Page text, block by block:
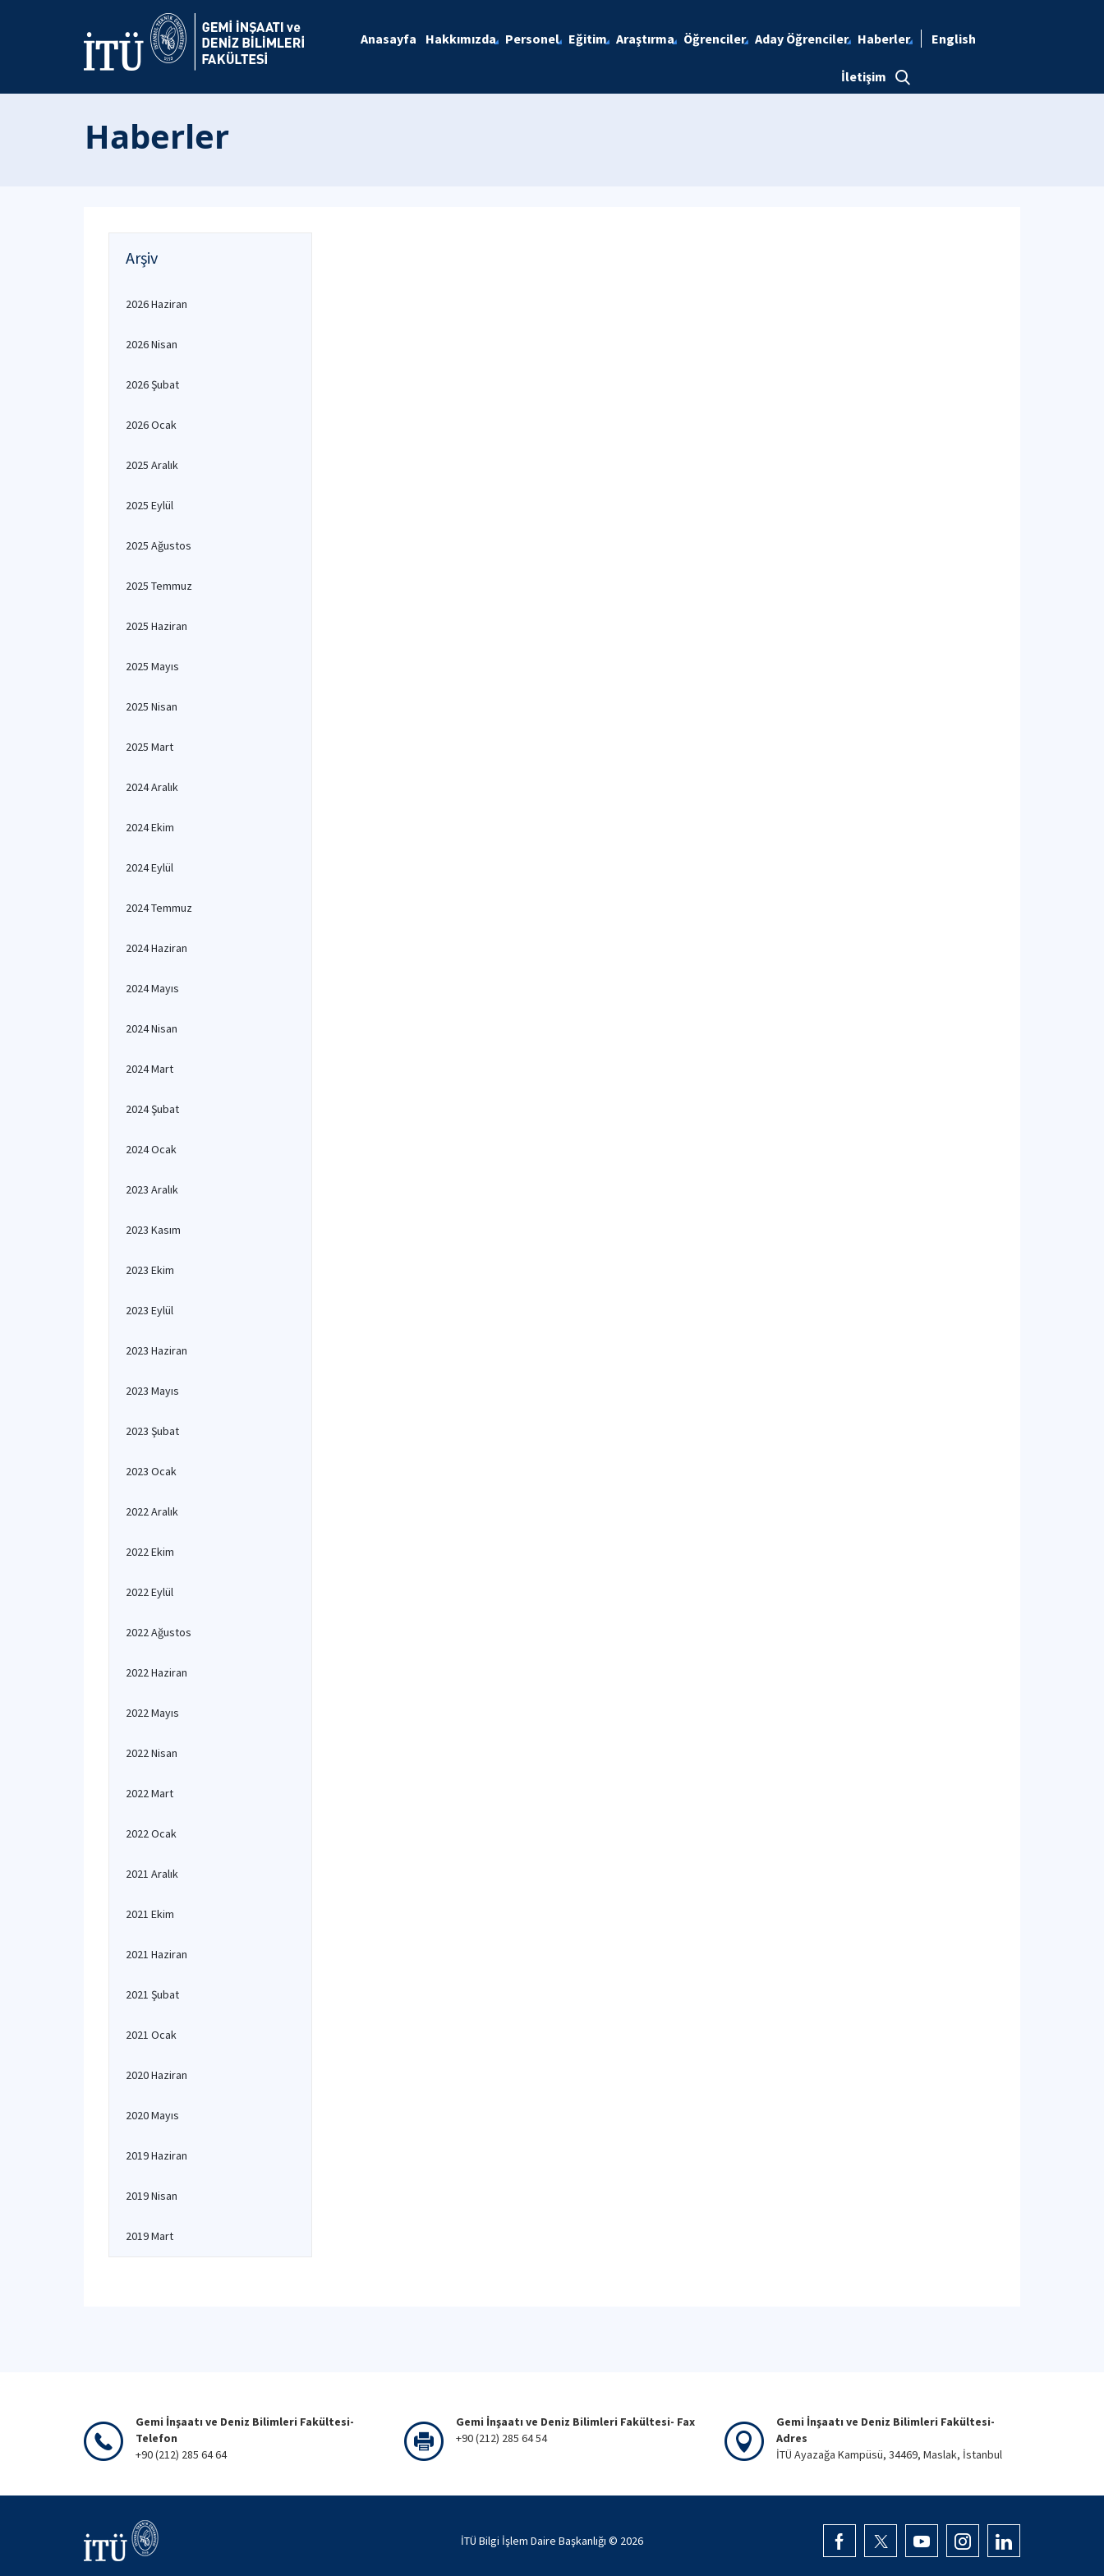
Anasayfa Hakkımızda Personel Eğitim Araştırma Öğrenciler Aday Öğrenciler Haberler
İletişim
English
Haberler
Arşiv
2026 Haziran
2026 Nisan
2026 Şubat
2026 Ocak
2025 Aralık
2025 Eylül
2025 Ağustos
2025 Temmuz
2025 Haziran
2025 Mayıs
2025 Nisan
2025 Mart
2024 Aralık
2024 Ekim
2024 Eylül
2024 Temmuz
2024 Haziran
2024 Mayıs
2024 Nisan
2024 Mart
2024 Şubat
2024 Ocak
2023 Aralık
2023 Kasım
2023 Ekim
2023 Eylül
2023 Haziran
2023 Mayıs
2023 Şubat
2023 Ocak
2022 Aralık
2022 Ekim
2022 Eylül
2022 Ağustos
2022 Haziran
2022 Mayıs
2022 Nisan
2022 Mart
2022 Ocak
2021 Aralık
2021 Ekim
2021 Haziran
2021 Şubat
2021 Ocak
2020 Haziran
2020 Mayıs
2019 Haziran
2019 Nisan
2019 Mart
Gemi İnşaatı ve Deniz Bilimleri Fakültesi-
Telefon
+90 (212) 285 64 64
Gemi İnşaatı ve Deniz Bilimleri Fakültesi- Fax
+90 (212) 285 64 54
Gemi İnşaatı ve Deniz Bilimleri Fakültesi-
Adres
İTÜ Ayazağa Kampüsü, 34469, Maslak, İstanbul
İTÜ Bilgi İşlem Daire Başkanlığı © 2026